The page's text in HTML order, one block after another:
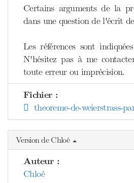
Certains arguments de la
dans une question de l'écrit
Les références sont
N'hésitez pas à me
toute erreur ou imprécision.
Fichier :
theoreme-de-weierstrass-
Version de Chloé
Auteur :
Chloé